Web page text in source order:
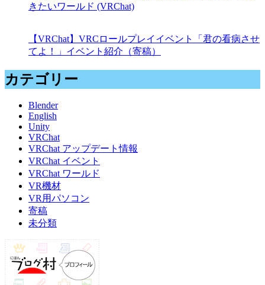
きたいワールド (VRChat)
【VRChat】VRCロールプレイイベント「君の看病させ
てよ！」イベント紹介（寄稿）
カテゴリー
Blender
English
Unity
VRChat
VRChat アップデート情報
VRChat イベント
VRChat ワールド
VR機材
VR用パソコン
寄稿
未分類